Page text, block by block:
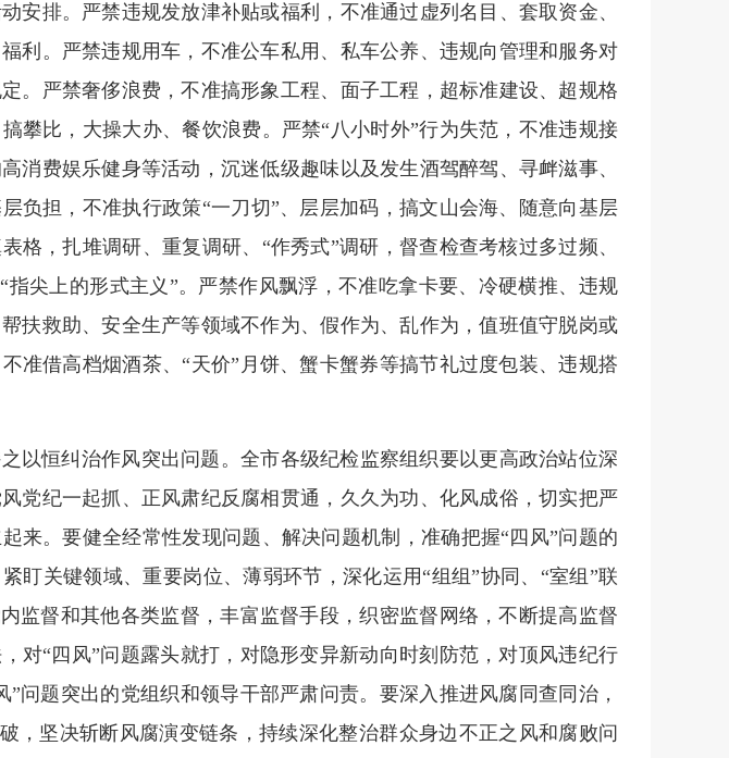
安排。严禁违规发放津补贴或福利，不准通过虚列名目、套取资金、
利。严禁违规用车，不准公车私用、私车公养、违规向管理和服务对
。严禁奢侈浪费，不准搞形象工程、面子工程，超标准建设、超规格
攀比，大操大办、餐饮浪费。严禁“八小时外”行为失范，不准违规接
消费娱乐健身等活动，沉迷低级趣味以及发生酒驾醉驾、寻衅滋事、
负担，不准执行政策“一刀切”、层层加码，搞文山会海、随意向基层
格，扎堆调研、重复调研、“作秀式”调研，督查检查考核过多过频、
指尖上的形式主义”。严禁作风飘浮，不准吃拿卡要、冷硬横推、违规
扶救助、安全生产等领域不作为、假作为、乱作为，值班值守脱岗或
准借高档烟酒茶、“天价”月饼、蟹卡蟹券等搞节礼过度包装、违规搭
以恒纠治作风突出问题。全市各级纪检监察组织要以更高政治站位深
党纪一起抓、正风肃纪反腐相贯通，久久为功、化风成俗，切实把严
来。要健全经常性发现问题、解决问题机制，准确把握“四风”问题的
盯关键领域、重要岗位、薄弱环节，深化运用“组组”协同、“室组”联
监督和其他各类监督，丰富监督手段，织密监督网络，不断提高监督
对“四风”问题露头就打，对隐形变异新动向时刻防范，对顶风违纪行
问题突出的党组织和领导干部严肃问责。要深入推进风腐同查同治，
，坚决斩断风腐演变链条，持续深化整治群众身边不正之风和腐败问